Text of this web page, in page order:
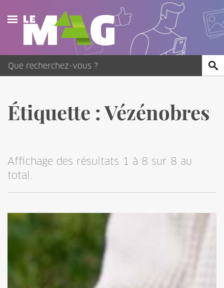
Actualités
Agenda
Vidéos
Étiquette :Vézénobres
Affichage des résultats 1 à 8 sur 8 au
total.